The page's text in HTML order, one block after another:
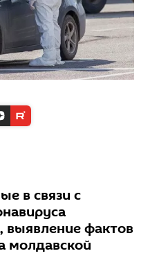
в связи с
фактов
молдавской